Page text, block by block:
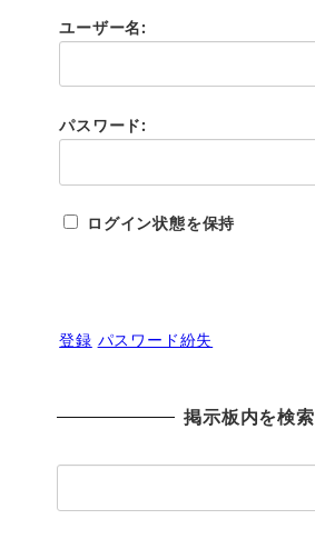
ユーザー名:
パスワード:
ログイン状態を保持
登録 パスワード紛失
掲示板内を検索
索